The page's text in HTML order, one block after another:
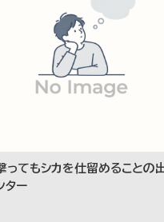
ってもシカを仕留めることの
ター